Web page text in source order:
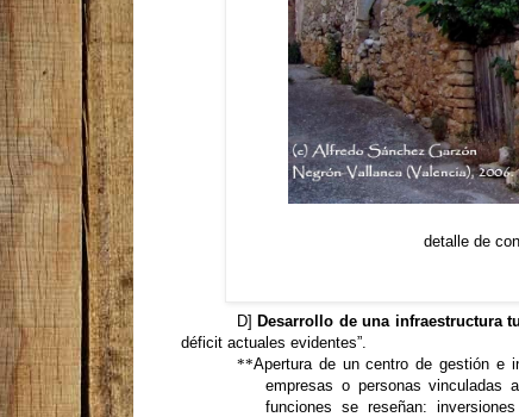
detalle de
D]Desarrollo de una infraestructura
déficit actuales evidentes”.
**Apertura de un centro de gestión e
empresas o personas
funciones se reseñan: